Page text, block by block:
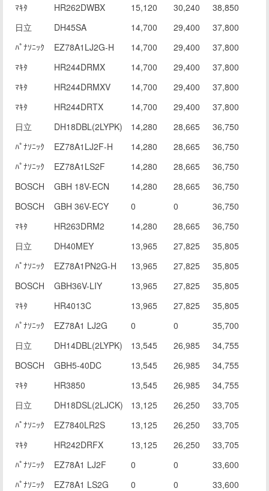
ﾏｷﾀ
HR262DWBX 15,120 30,240
38,850
日立
DH45SA 14,700 29,400
37,800
ﾊﾟﾅｿﾆｯｸ
EZ78A1LJ2G-H 14,700 29,400
37,800
ﾏｷﾀ
HR244DRMX 14,700 29,400
37,800
ﾏｷﾀ
HR244DRMXV 14,700 29,400
37,800
ﾏｷﾀ
HR244DRTX 14,700 29,400
37,800
日立
DH18DBL(2LYPK) 14,280 28,665
36,750
ﾊﾟﾅｿﾆｯｸ
EZ78A1LJ2F-H 14,280 28,665
36,750
ﾊﾟﾅｿﾆｯｸ
EZ78A1LS2F 14,280 28,665
36,750
BOSCH
GBH 18V-ECN 14,280 28,665
36,750
BOSCH
GBH 36V-ECY 0 0
36,750
ﾏｷﾀ
HR263DRM2 14,280 28,665
36,750
日立
DH40MEY 13,965 27,825
35,805
ﾊﾟﾅｿﾆｯｸ
EZ78A1PN2G-H 13,965 27,825
35,805
BOSCH
GBH36V-LIY 13,965 27,825
35,805
ﾏｷﾀ
HR4013C 13,965 27,825
35,805
ﾊﾟﾅｿﾆｯｸ
EZ78A1 LJ2G 0 0
35,700
日立
DH14DBL(2LYPK) 13,545 26,985
34,755
BOSCH
GBH5-40DC 13,545 26,985
34,755
ﾏｷﾀ
HR3850 13,545 26,985
34,755
日立
DH18DSL(2LJCK) 13,125 26,250
33,705
ﾊﾟﾅｿﾆｯｸ
EZ7840LR2S 13,125 26,250
33,705
ﾏｷﾀ
HR242DRFX 13,125 26,250
33,705
ﾊﾟﾅｿﾆｯｸ
EZ78A1 LJ2F 0 0
33,600
ﾊﾟﾅｿﾆｯｸ
EZ78A1 LS2G 0 0
33,600